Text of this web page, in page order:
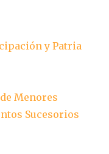
y Patria
Menores
Sucesorios